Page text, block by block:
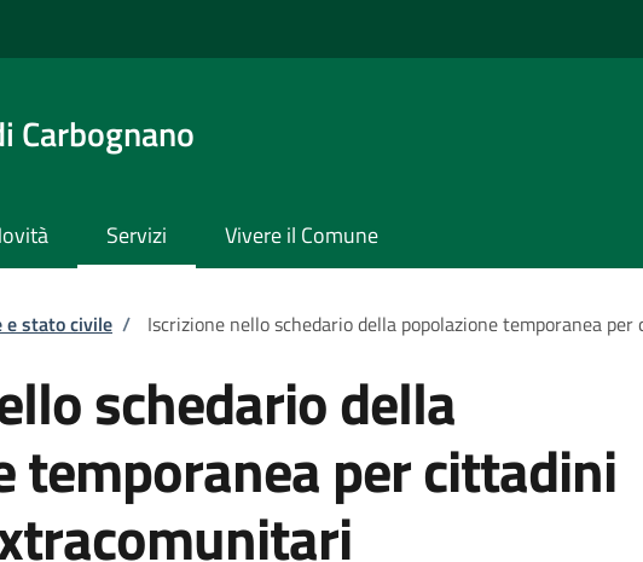
Carbognano
Servizi Vivere il Comune
e stato civile / Iscrizione nello schedario della popolazione temporanea
schedario della
temporanea per cittadini